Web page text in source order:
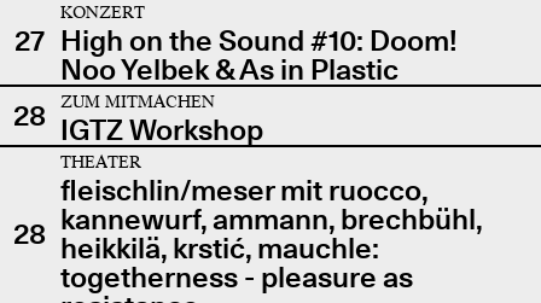
27
KONZERT
High on the Sound #10: Doom!
Noo Yelbek & As in Plastic
28
ZUM MITMACHEN
IGTZ Workshop
28
THEATER
fleischlin/meser mit ruocco,
kannewurf, ammann, brechbühl,
heikkilä, krstić, mauchle:
togetherness - pleasure as